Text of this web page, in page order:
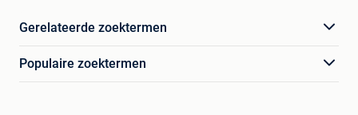
Gerelateerde zoektermen
Populaire zoektermen